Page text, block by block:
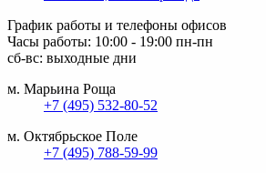
График работы и телефоны офисов
Часы работы: 10:00 - 19:00 пн-пн
сб-вс: выходные дни
м. Марьина Роща
+7 (495) 532-80-52
м. Октябрьское Поле
+7 (495) 788-59-99